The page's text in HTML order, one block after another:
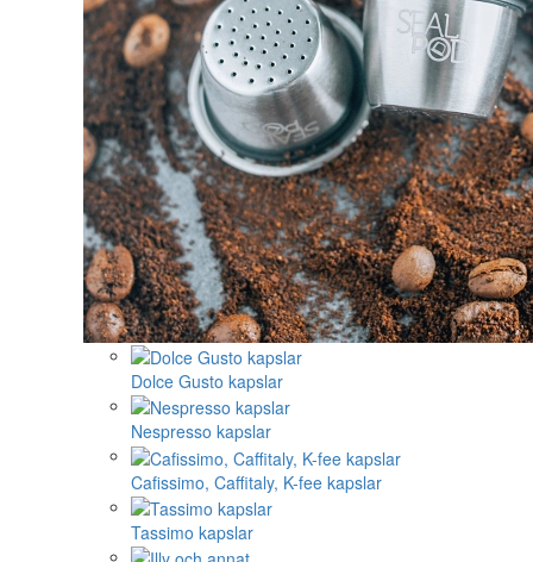
Dolce Gusto kapslar
Nespresso kapslar
Cafissimo, Caffitaly, K-fee kapslar
Tassimo kapslar